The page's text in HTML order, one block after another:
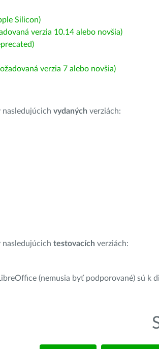
Silicon)
verzia 10.14 alebo novšia)
verzia 7 alebo novšia)
nasledujúcich vydaných verziách:
nasledujúcich testovacích verziách:
(nemusia byť podporované) sú k